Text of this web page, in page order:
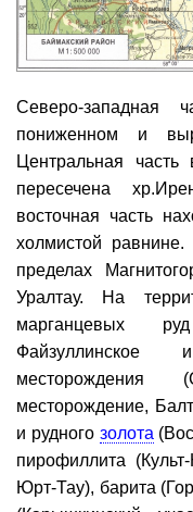
Северо-западная
пониженном и
Центральная
пересечена
восточная часть
холмистой
пределах
Уралтау. На
марганцевых
Файзуллинское
месторождения
месторождение,
и рудного золота
пирофиллита
Юрт-Тау), барита